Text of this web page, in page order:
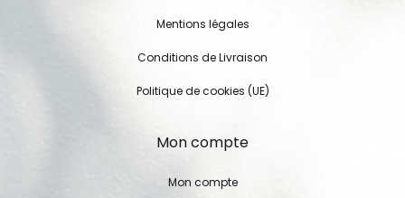
Mentions légales
Conditions de Livraison
Politique de cookies (UE)
Mon compte
Mon compte